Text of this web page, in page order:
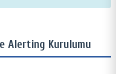
Alerting Kurulumu